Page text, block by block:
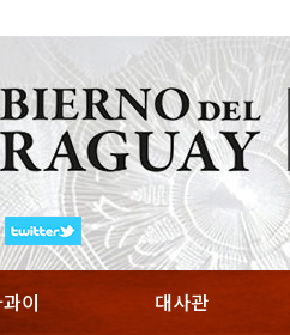
이 대사관